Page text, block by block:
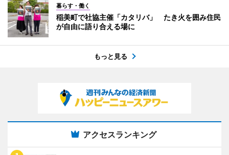
暮らす・働く
稲美町で社協主催「カタリバ」 たき火を囲み住民
が自由に語り合える場に
もっと見る
アクセスランキング